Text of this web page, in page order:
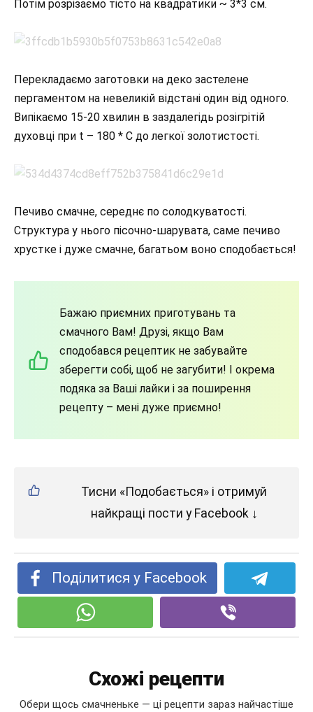
Потім розрізаємо тісто на квадратики ~ 3*3 см.
Перекладаємо заготовки на деко застелене
пергаментом на невеликій відстані один від одного.
Випікаємо 15-20 хвилин в заздалегідь розігрітій
духовці при t – 180 * С до легкої золотистості.
Печиво смачне, середнє по солодкуватості.
Структура у нього пісочно-шарувата, саме печиво
хрустке і дуже смачне, багатьом воно сподобається!
Бажаю приємних приготувань та
смачного Вам! Друзі, якщо Вам
сподобався рецептик не забувайте
зберегти собі, щоб не загубити! І окрема
подяка за Ваші лайки і за поширення
рецепту – мені дуже приємно!
Тисни «Подобається» і отримуй
найкращі пости у Facebook ↓
Поділитися у Facebook
Схожі рецепти
Обери щось смачненьке — ці рецепти зараз найчастіше